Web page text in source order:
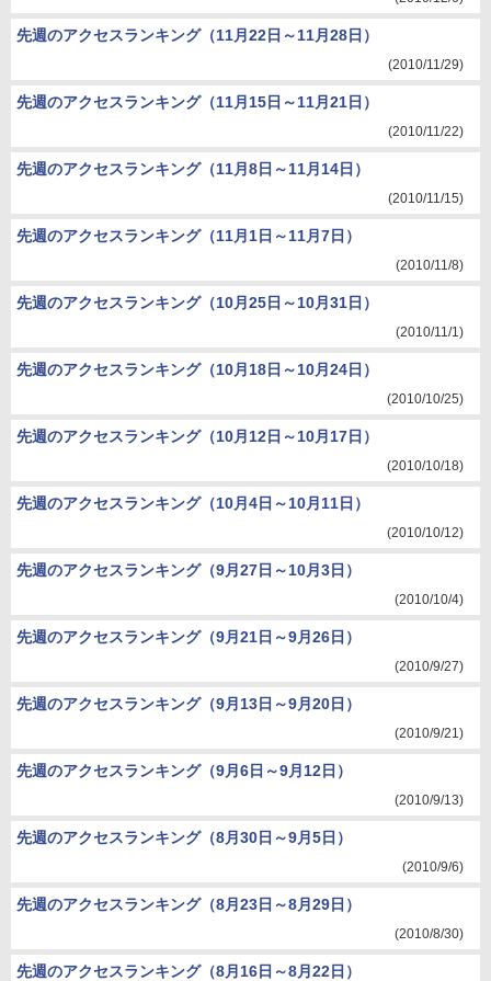
先週のアクセスランキング（11月22日～11月28日）
(2010/11/29)
先週のアクセスランキング（11月15日～11月21日）
(2010/11/22)
先週のアクセスランキング（11月8日～11月14日）
(2010/11/15)
先週のアクセスランキング（11月1日～11月7日）
(2010/11/8)
先週のアクセスランキング（10月25日～10月31日）
(2010/11/1)
先週のアクセスランキング（10月18日～10月24日）
(2010/10/25)
先週のアクセスランキング（10月12日～10月17日）
(2010/10/18)
先週のアクセスランキング（10月4日～10月11日）
(2010/10/12)
先週のアクセスランキング（9月27日～10月3日）
(2010/10/4)
先週のアクセスランキング（9月21日～9月26日）
(2010/9/27)
先週のアクセスランキング（9月13日～9月20日）
(2010/9/21)
先週のアクセスランキング（9月6日～9月12日）
(2010/9/13)
先週のアクセスランキング（8月30日～9月5日）
(2010/9/6)
先週のアクセスランキング（8月23日～8月29日）
(2010/8/30)
先週のアクセスランキング（8月16日～8月22日）